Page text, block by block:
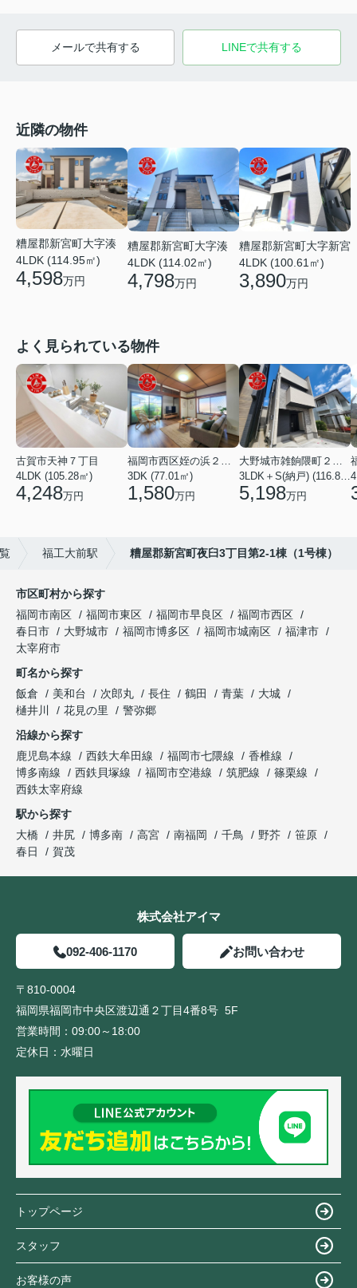
メールで共有する LINEで共有する
近隣の物件
糟屋郡新宮町大字湊
4LDK (114.95㎡)
4,598万円
糟屋郡新宮町大字湊
4LDK (114.02㎡)
4,798万円
糟屋郡新宮町大字新宮
4LDK (100.61㎡)
3,890万円
よく見られている物件
古賀市天神７丁目
4LDK (105.28㎡)
4,248万円
福岡市西区姪の浜２丁目
3DK (77.01㎡)
1,580万円
大野城市雑餉隈町２丁目
3LDK＋S(納戸) (116.80㎡)
5,198万円
福工大前駅 糟屋郡新宮町夜臼3丁目第2-1棟（1号棟）
市区町村から探す
福岡市南区
福岡市東区 福岡市早良区
福岡市西区
春日市
大野城市 福岡市博多区 福岡市城南区
福津市
太宰府市
町名から探す
飯倉
美和台 次郎丸 長住 鶴田 青葉
大城
樋井川
花見の里
警弥郷
沿線から探す
鹿児島本線
西鉄大牟田線 福岡市七隈線
香椎線
博多南線
西鉄貝塚線 福岡市空港線 筑肥線
篠栗線
西鉄太宰府線
駅から探す
大橋
井尻 博多南 高宮 南福岡 千鳥 野芥
笹原
春日
賀茂
株式会社アイマ
092-406-1170 お問い合わせ
〒810-0004
福岡県福岡市中央区渡辺通２丁目4番8号 5F
営業時間： 09:00～18:00
定休日： 水曜日
トップページ
スタッフ
お客様の声